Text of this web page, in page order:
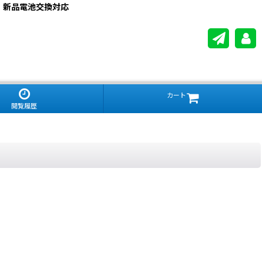
品電池交換対応
閲覧履歴
カート